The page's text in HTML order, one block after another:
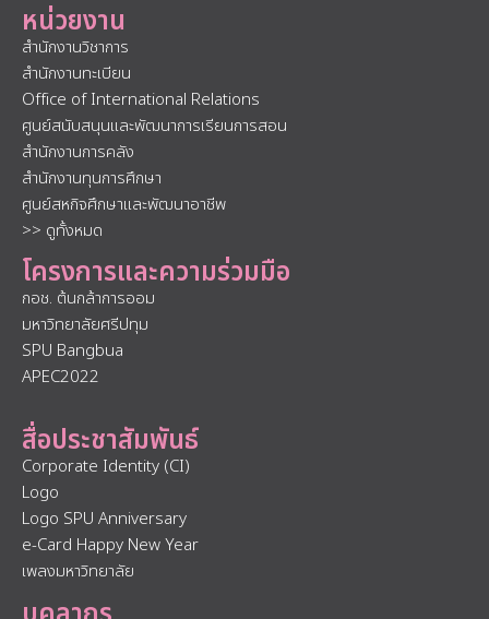
หน่วยงาน
สำนักงานวิชาการ
สำนักงานทะเบียน
Office of International Relations
ศูนย์สนับสนุนและพัฒนาการเรียนการสอน
สำนักงานการคลัง
สำนักงานทุนการศึกษา
ศูนย์สหกิจศึกษาและพัฒนาอาชีพ
>> ดูทั้งหมด
โครงการและความร่วมมือ
กอช. ต้นกล้าการออม
มหาวิทยาลัยศรีปทุม
SPU Bangbua
APEC2022
สื่อประชาสัมพันธ์
Corporate Identity (CI)
Logo
Logo SPU Anniversary
e-Card Happy New Year
เพลงมหาวิทยาลัย